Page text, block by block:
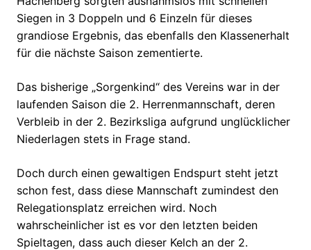
Siegen in 3 Doppeln und 6 Einzeln für dieses
grandiose Ergebnis, das ebenfalls den Klassenerhalt
für die nächste Saison zementierte.
Das bisherige „Sorgenkind“ des Vereins war in der
laufenden Saison die 2. Herrenmannschaft, deren
Verbleib in der 2. Bezirksliga aufgrund unglücklicher
Niederlagen stets in Frage stand.
Doch durch einen gewaltigen Endspurt steht jetzt
schon fest, dass diese Mannschaft zumindest den
Relegationsplatz erreichen wird. Noch
wahrscheinlicher ist es vor den letzten beiden
Spieltagen, dass auch dieser Kelch an der 2.